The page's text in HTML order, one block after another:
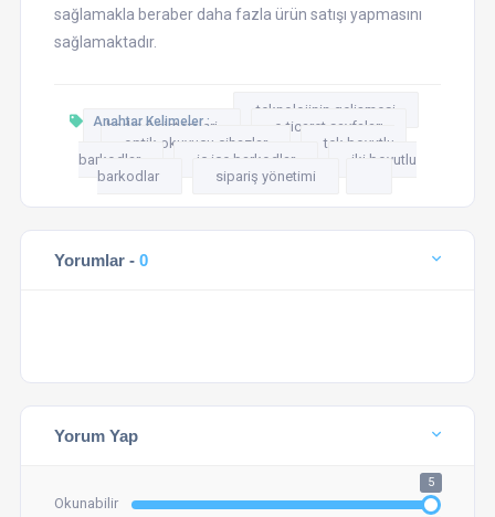
sağlamakla beraber daha fazla ürün satışı yapmasını
sağlamaktadır.
Anahtar Kelimeler :
teknolojinin gelişmesi
barkod sistemleri
e-ticaret sayfaları
optik okuyucu cihazlar
tek boyutlu
barkodlar
iç içe barkodlar
iki boyutlu
barkodlar
sipariş yönetimi
Yorumlar - 0
Yorum Yap
Okunabilir
5